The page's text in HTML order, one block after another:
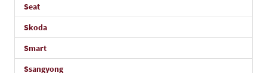
Seat
Skoda
Smart
Ssangyong